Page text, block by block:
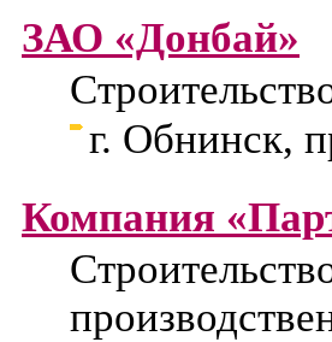
ЗАО «Донбай»
г. Обнинск,
Компания